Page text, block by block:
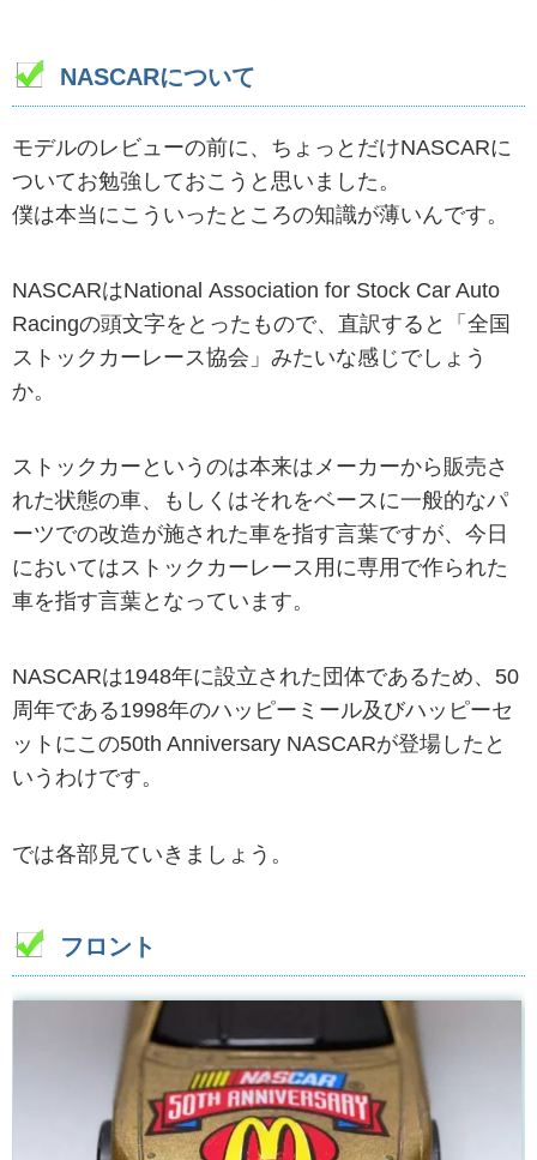
NASCARについて
モデルのレビューの前に、ちょっとだけNASCARに
ついてお勉強しておこうと思いました。
僕は本当にこういったところの知識が薄いんです。
NASCARはNational Association for Stock Car Auto
Racingの頭文字をとったもので、直訳すると「全国
ストックカーレース協会」みたいな感じでしょう
か。
ストックカーというのは本来はメーカーから販売さ
れた状態の車、もしくはそれをベースに一般的なパ
ーツでの改造が施された車を指す言葉ですが、今日
においてはストックカーレース用に専用で作られた
車を指す言葉となっています。
NASCARは1948年に設立された団体であるため、50
周年である1998年のハッピーミール及びハッピーセ
ットにこの50th Anniversary NASCARが登場したと
いうわけです。
では各部見ていきましょう。
フロント